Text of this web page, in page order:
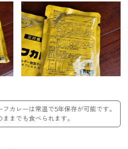
フカレーは常温で5年保存が可能です。
ままでも食べられます。